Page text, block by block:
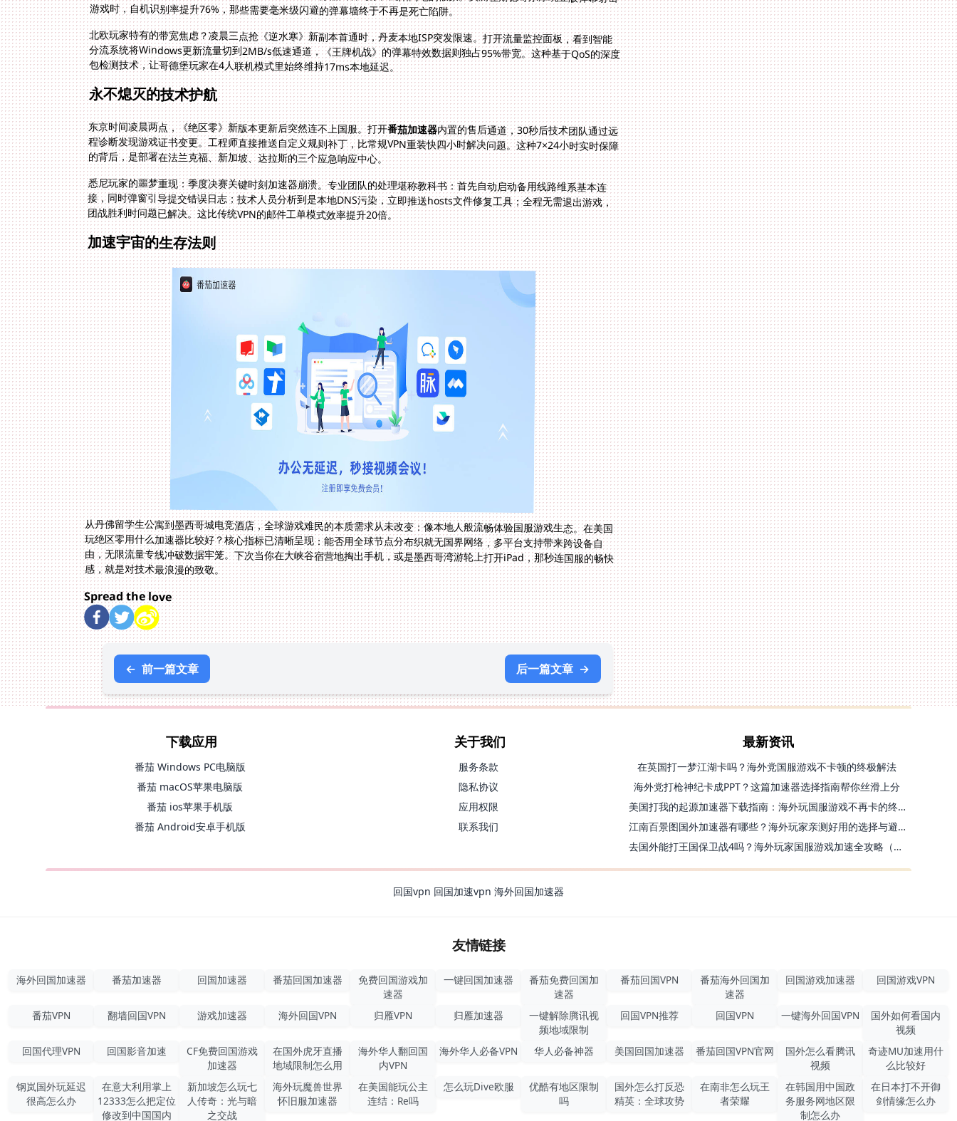
游戏时，自机识别率提升76%，那些需要毫米级闪避的弹幕墙终于不再是死亡陷阱。
北欧玩家特有的带宽焦虑？凌晨三点抢《逆水寒》新副本首通时，丹麦本地ISP突发限速。打开流量监控面板，看到智能
分流系统将Windows更新流量切到2MB/s低速通道，《王牌机战》的弹幕特效数据则独占95%带宽。这种基于QoS的深度
包检测技术，让哥德堡玩家在4人联机模式里始终维持17ms本地延迟。
永不熄灭的技术护航
东京时间凌晨两点，《绝区零》新版本更新后突然连不上国服。打开番茄加速器内置的售后通道，30秒后技术团队通过远
程诊断发现游戏证书变更。工程师直接推送自定义规则补丁，比常规VPN重装快四小时解决问题。这种7×24小时实时保障
的背后，是部署在法兰克福、新加坡、达拉斯的三个应急响应中心。
悉尼玩家的噩梦重现：季度决赛关键时刻加速器崩溃。专业团队的处理堪称教科书：首先自动启动备用线路维系基本连
接，同时弹窗引导提交错误日志；技术人员分析到是本地DNS污染，立即推送hosts文件修复工具；全程无需退出游戏，
团战胜利时问题已解决。这比传统VPN的邮件工单模式效率提升20倍。
加速宇宙的生存法则
从丹佛留学生公寓到墨西哥城电竞酒店，全球游戏难民的本质需求从未改变：像本地人般流畅体验国服游戏生态。在美国
玩绝区零用什么加速器比较好？核心指标已清晰呈现：能否用全球节点分布织就无国界网络，多平台支持带来跨设备自
由，无限流量专线冲破数据牢笼。下次当你在大峡谷宿营地掏出手机，或是墨西哥湾游轮上打开iPad，那秒连国服的畅快
感，就是对技术最浪漫的致敬。
Spread the love
← 前一篇文章 后一篇文章 →
下载应用
番茄 Windows PC电脑版
番茄 macOS苹果电脑版
番茄 ios苹果手机版
番茄 Android安卓手机版
关于我们
服务条款
隐私协议
应用权限
联系我们
最新资讯
在英国打一梦江湖卡吗？海外党国服游戏不卡顿的终极解法
海外党打枪神纪卡成PPT？这篇加速器选择指南帮你丝滑上分
美国打我的起源加速器下载指南：海外玩国服游戏不再卡的终极方案
江南百景图国外加速器有哪些？海外玩家亲测好用的选择与避坑指南
去国外能打王国保卫战4吗？海外玩家国服游戏加速全攻略（附公主连结幻想江湖实测）
回国vpn 回国加速vpn 海外回国加速器
友情链接
海外回国加速器 番茄加速器 回国加速器 番茄回国加速器
免费回国游戏加
速器
一键回国加速器
番茄免费回国加
速器
番茄回国VPN
番茄海外回国加
速器
回国游戏加速器 回国游戏VPN
番茄VPN 翻墙回国VPN 游戏加速器 海外回国VPN 归雁VPN 归雁加速器
一键解除腾讯视
频地域限制
回国VPN推荐 回国VPN 一键海外回国VPN
国外如何看国内
视频
回国代理VPN
回国影音加速
CF免费回国游戏
加速器
在国外虎牙直播
地域限制怎么用
海外华人翻回国
内VPN
海外华人必备VPN 华人必备神器 美国回国加速器 番茄回国VPN官网
国外怎么看腾讯
视频
奇迹MU加速用什
么比较好
钢岚国外玩延迟
很高怎么办
在意大利用掌上
12333怎么把定位
修改到中国国内
新加坡怎么玩七
人传奇：光与暗
之交战
海外玩魔兽世界
怀旧服加速器
在美国能玩公主
连结：Re吗
怎么玩Dive欧服
优酷有地区限制
吗
国外怎么打反恐
精英：全球攻势
在南非怎么玩王
者荣耀
在韩国用中国政
务服务网地区限
制怎么办
在日本打不开御
剑情缘怎么办